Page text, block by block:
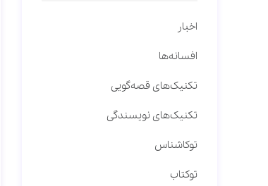
اخبار
افسانه‌ها
تکنیک‌های قصه‌گویی
تکنیک‌های نویسندگی
توکاشناس
توکتاب